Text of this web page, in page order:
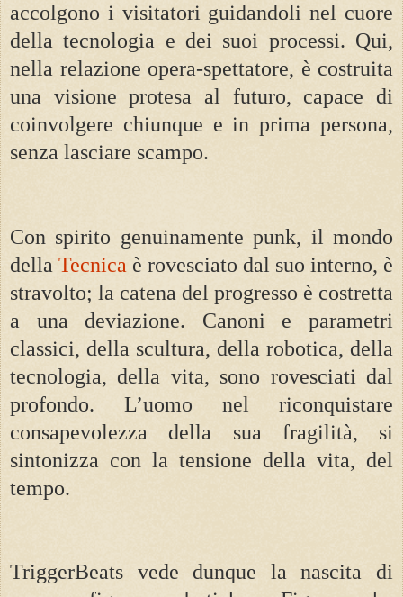
accolgono i visitatori guidandoli nel cuore
della tecnologia e dei suoi processi. Qui,
nella relazione opera-spettatore, è costruita
una visione protesa al futuro, capace di
coinvolgere chiunque e in prima persona,
senza lasciare scampo.
Con spirito genuinamente punk, il mondo
della Tecnica è rovesciato dal suo interno, è
stravolto; la catena del progresso è costretta
a una deviazione. Canoni e parametri
classici, della scultura, della robotica, della
tecnologia, della vita, sono rovesciati dal
profondo. L’uomo nel riconquistare
consapevolezza della sua fragilità, si
sintonizza con la tensione della vita, del
tempo.
TriggerBeats vede dunque la nascita di